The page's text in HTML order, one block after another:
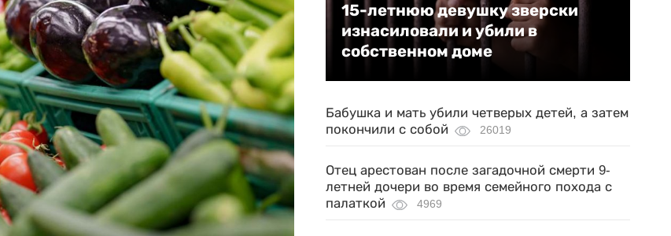
15-летнюю девушку зверски
изнасиловали и убили в
собственном доме
Бабушка и мать убили четверых детей, а затем
покончили с собой
26019
Отец арестован после загадочной смерти 9-
летней дочери во время семейного похода с
палаткой
4969